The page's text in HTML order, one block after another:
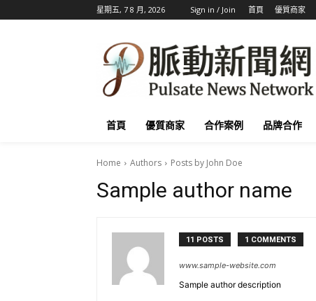
星期五, 7 8 月, 2026 Sign in / Join 首頁 優質商家
首頁 優質商家 合作案例 品牌合作
Home Authors Posts by John Doe
Sample author name
11 POSTS 1 COMMENTS
www.sample-website.com
Sample author description